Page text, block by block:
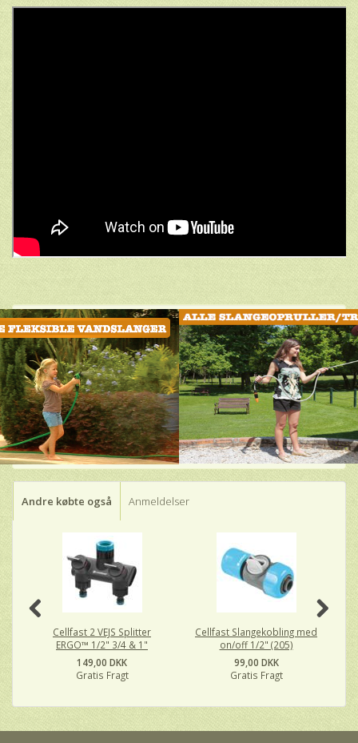
Andre købte også Anmeldelser
Cellfast 2 VEJS Splitter
ERGO™ 1/2" 3/4 & 1"
149,00 DKK
Gratis Fragt
Cellfast Slangekobling med
on/off 1/2" (205)
99,00 DKK
Gratis Fragt